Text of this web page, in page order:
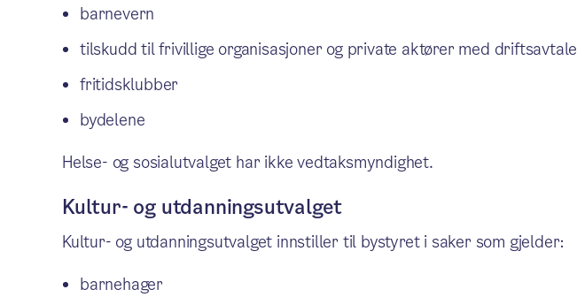
barnevern
tilskudd til frivillige organisasjoner og private aktører med driftsavtale
fritidsklubber
bydelene
Helse- og sosialutvalget har ikke vedtaksmyndighet.
Kultur- og utdanningsutvalget
Kultur- og utdanningsutvalget innstiller til bystyret i saker som gjelder:
barnehager